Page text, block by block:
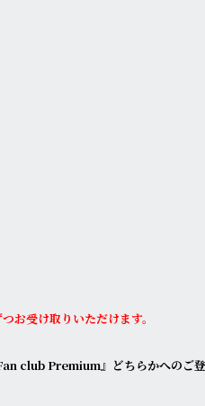
お受け取りいただけます。
Premium』どちらかへのご登